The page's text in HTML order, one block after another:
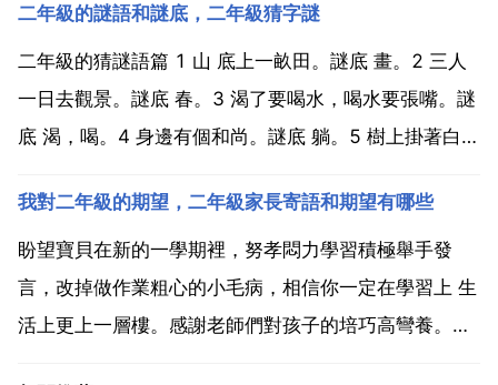
裡展現出迷人的魅力。5.夜深人靜的時候，月亮展現了
它迷人的一面。6.他的詩集完美地展現了他的創...
二年級的謎語和謎底，二年級猜字謎
二年級的猜謎語篇 1 山 底上一畝田。謎底 畫。2 三人
一日去觀景。謎底 春。3 渴了要喝水，喝水要張嘴。謎
底 渴，喝。4 身邊有個和尚。謎底 躺。5 樹上掛著白毛
謎底 胖。8 十個豆豆入口。謎底 喜。9 秀才進門把門
關。謎底 閉。10 一邊綠...
我對二年級的期望，二年級家長寄語和期望有哪些
盼望寶貝在新的一學期裡，努孝悶力學習積極舉手發
言，改掉做作業粗心的小毛病，相信你一定在學習上 生
活上更上一層樓。感謝老師們對孩子的培巧高彎養。在